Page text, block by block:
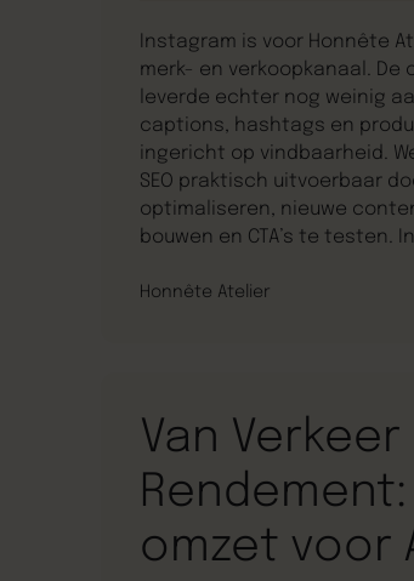
Instagram is voor Honnête
merk- en verkoopkanaal.
leverde echter nog weinig
captions, hashtags en
ingericht op vindbaarheid.
SEO praktisch uitvoerbaar
optimaliseren, nieuwe
bouwen en CTA’s te testen.
aantal aankopen met 360%.
Honnête Atelier
Van
Rendement:
omzet voor